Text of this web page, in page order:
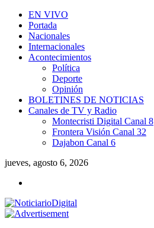
EN VIVO
Portada
Nacionales
Internacionales
Acontecimientos
Política
Deporte
Opinión
BOLETINES DE NOTICIAS
Canales de TV y Radio
Montecristi Digital Canal 8
Frontera Visión Canal 32
Dajabon Canal 6
jueves, agosto 6, 2026